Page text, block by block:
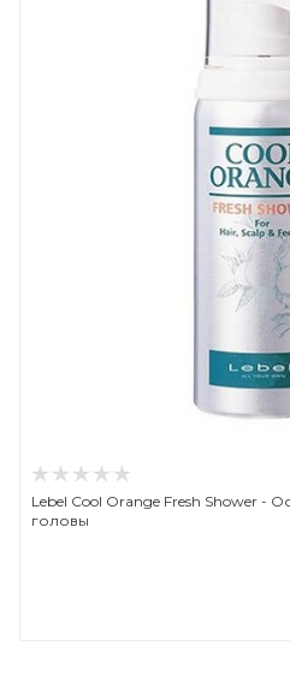
Lebel Cool Orange Fresh Shower -
головы